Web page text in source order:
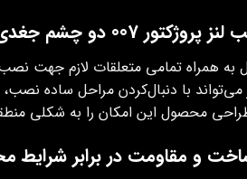
007 دو چشم جغدی سه رنگ
همراه تمامی متعلقات لازم جهت
با دنبال‌کردن مراحل ساده‌
طراحی محصول این امکان را به شکلی
و مقاومت در برابر شرایط